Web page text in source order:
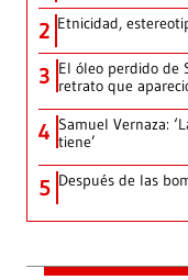
2 Etnicidad,
3 El óleo perdido de
retrato que
4 Samuel Vernaza:
tiene’
5 Después de las